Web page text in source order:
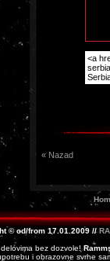
<a
« Nazad
© od/from 17.01.2009 //
bez dozvole!
i obrazovne svrhe